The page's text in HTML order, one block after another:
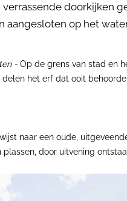
doorkijken
aangesloten op het
- Op de grens van stad en
het erf dat ooit
naar een oude,
door uitvening